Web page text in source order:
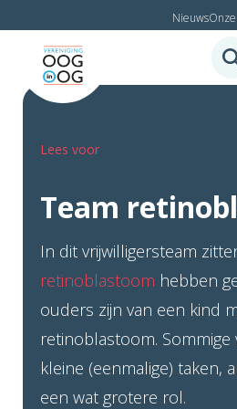
Nieuws
Lees voor
Team
In dit vrijwilligersteam
retinoblastoom hebben
ouders zijn van een kind
retinoblastoom. Sommige
kleine (eenmalige) taken,
een wat grotere rol.